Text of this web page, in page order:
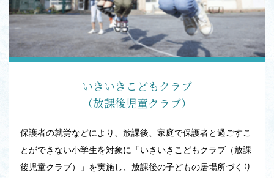
いきいきこどもクラブ
（放課後児童クラブ）
保護者の就労などにより、放課後、家庭で保護者と過ごすこ
とができない小学生を対象に「いきいきこどもクラブ（放課
後児童クラブ）」を実施し、放課後の子どもの居場所づくり